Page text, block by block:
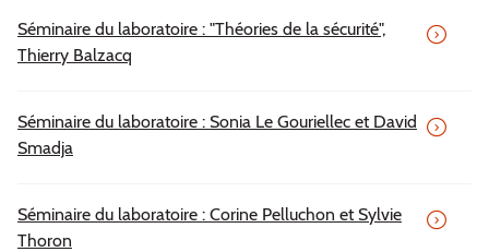
Séminaire du laboratoire : "Théories de la sécurité",
Thierry Balzacq
Séminaire du laboratoire : Sonia Le Gouriellec et David
Smadja
Séminaire du laboratoire : Corine Pelluchon et Sylvie
Thoron